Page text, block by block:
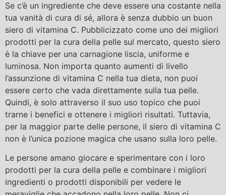
Se c’è un ingrediente che deve essere una costante nella
tua vanità di cura di sé, allora è senza dubbio un buon
siero di vitamina C. Pubblicizzato come uno dei migliori
prodotti per la cura della pelle sul mercato, questo siero
è la chiave per una carnagione liscia, uniforme e
luminosa. Non importa quanto aumenti di livello
l’assunzione di vitamina C nella tua dieta, non puoi
essere certo che vada direttamente sulla tua pelle.
Quindi, è solo attraverso il suo uso topico che puoi
trarne i benefici e ottenere i migliori risultati. Tuttavia,
per la maggior parte delle persone, il siero di vitamina C
non è l’unica pozione magica che usano sulla loro pelle.
Le persone amano giocare e sperimentare con i loro
prodotti per la cura della pelle e combinare i migliori
ingredienti o prodotti disponibili per vedere le